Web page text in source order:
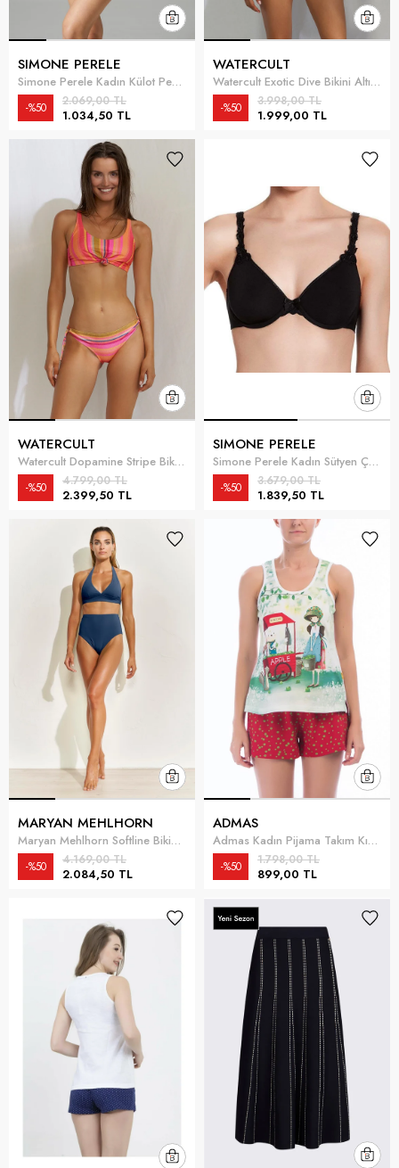
SIMONE PERELE
Simone Perele Kadın Külot Pembe
1.034,50 TL
2.069,00 TL
%50
WATERCULT
Watercult Exotic Dive Bikini Altı Çok Renkli
1.999,00 TL
3.998,00 TL
%50
WATERCULT
Watercult Dopamine Stripe Bikini Üstü Çok Renkli
2.399,50 TL
4.799,00 TL
%50
SIMONE PERELE
Simone Perele Kadın Sütyen Çok Renkli
1.839,50 TL
3.679,00 TL
%50
MARYAN MEHLHORN
Maryan Mehlhorn Softline Bikini Üstü Çok Renkli
2.084,50 TL
4.169,00 TL
%50
ADMAS
Admas Kadın Pijama Takım Kırmızı
899,00 TL
1.798,00 TL
%50